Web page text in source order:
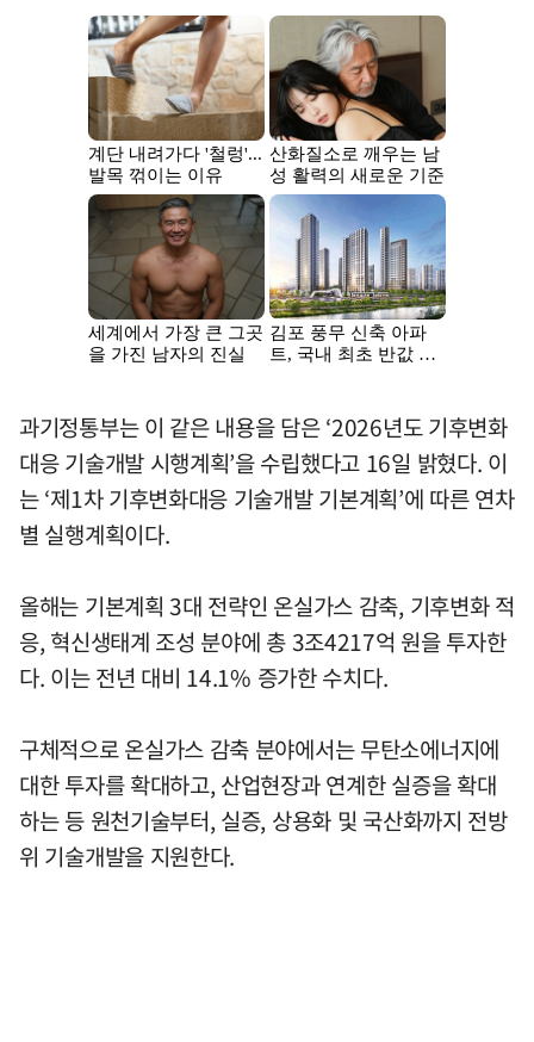
과기정통부는 이 같은 내용을 담은 ‘2026년도 기후변화
대응 기술개발 시행계획’을 수립했다고 16일 밝혔다. 이
는 ‘제1차 기후변화대응 기술개발 기본계획’에 따른 연차
별 실행계획이다.
올해는 기본계획 3대 전략인 온실가스 감축, 기후변화 적
응, 혁신생태계 조성 분야에 총 3조4217억 원을 투자한
다. 이는 전년 대비 14.1% 증가한 수치다.
구체적으로 온실가스 감축 분야에서는 무탄소에너지에
대한 투자를 확대하고, 산업현장과 연계한 실증을 확대
하는 등 원천기술부터, 실증, 상용화 및 국산화까지 전방
위 기술개발을 지원한다.